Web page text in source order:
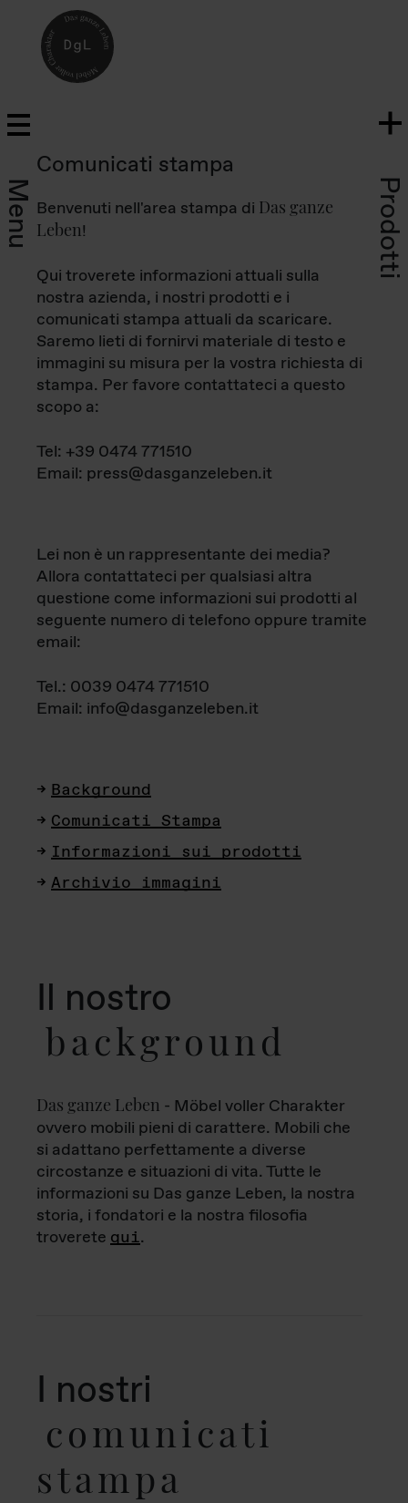
Menu Prodotti
Comunicati stampa
Benvenuti nell'area stampa di Das ganze
Leben!
Qui troverete informazioni attuali sulla
nostra azienda, i nostri prodotti e i
comunicati stampa attuali da scaricare.
Saremo lieti di fornirvi materiale di testo e
immagini su misura per la vostra richiesta di
stampa. Per favore contattateci a questo
scopo a:
Tel: +39 0474 771510
Email: press@dasganzeleben.it
Lei non è un rappresentante dei media?
Allora contattateci per qualsiasi altra
questione come informazioni sui prodotti al
seguente numero di telefono oppure tramite
email:
Tel.: 0039 0474 771510
Email: info@dasganzeleben.it
Background
Comunicati Stampa
Informazioni sui prodotti
Archivio immagini
Il nostro
background
Das ganze Leben - Möbel voller Charakter
ovvero mobili pieni di carattere. Mobili che
si adattano perfettamente a diverse
circostanze e situazioni di vita. Tutte le
informazioni su Das ganze Leben, la nostra
storia, i fondatori e la nostra filosofia
troverete qui.
I nostri
comunicati
stampa